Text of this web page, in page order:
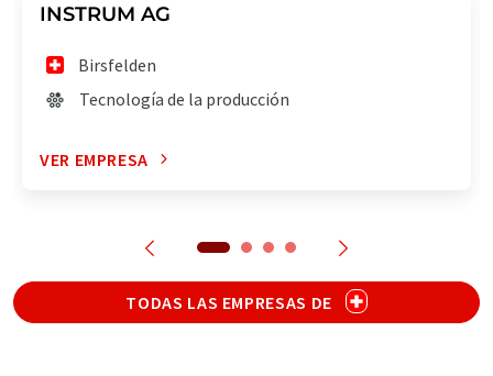
INSTRUM AG
Birsfelden
Tecnología de la producción
VER EMPRESA
TODAS LAS EMPRESAS DE